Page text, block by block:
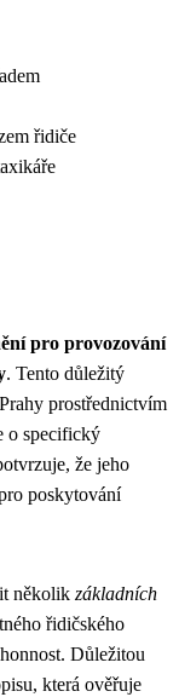
řidiče
pro provozování
. Tento důležitý
prostřednictvím
o specifický
že jeho
poskytování
několik základních
řidičského
Důležitou
která ověřuje